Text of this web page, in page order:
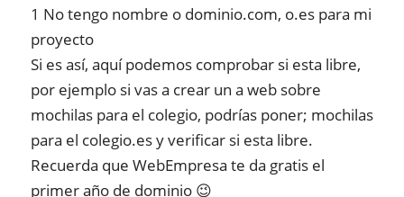
1 No tengo nombre o dominio.com, o.es para mi
proyecto
Si es así, aquí podemos comprobar si esta libre,
por ejemplo si vas a crear un a web sobre
mochilas para el colegio, podrías poner; mochilas
para el colegio.es y verificar si esta libre.
Recuerda que WebEmpresa te da gratis el
primer año de dominio 😉